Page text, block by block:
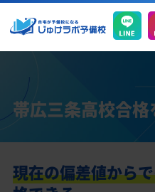
帯広三条高校合
現在の偏差値から